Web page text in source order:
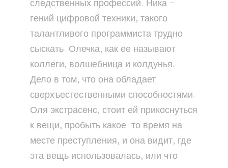
следственных профессий. Ника –
гений цифровой техники, такого
талантливого программиста трудно
сыскать. Олечка, как ее называют
коллеги, волшебница и колдунья.
Дело в том, что она обладает
сверхъестественными способностями.
Оля экстрасенс, стоит ей прикоснуться
к вещи, пробыть какое-то время на
месте преступления, и она видит, где
эта вещь использовалась, или что